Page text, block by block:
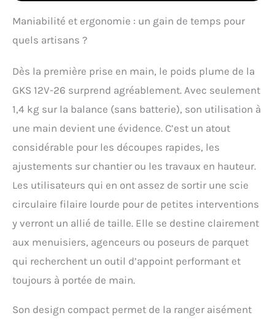
Puissance compacte.
Liberté totale. Toutes les
batteries sont
Professional nouveaux
même classe de tension.
Livré avec : GKS 12V-26, 2
chargeur rapide GAL 12V-
40, 1/2 calage L-BOXX
Maniabilité et ergonomie : un gain de temps pour
quels artisans ?
Dès la première prise en main, le poids plume de la
GKS 12V-26 surprend agréablement. Avec seulement
1,4 kg sur la balance (sans batterie), son utilisation à
une main devient une évidence. C’est un atout
considérable pour les découpes rapides, les
ajustements sur chantier ou les travaux en hauteur.
Les utilisateurs qui en ont assez de sortir une scie
circulaire filaire lourde pour de petites interventions
y verront un allié de taille. Elle se destine clairement
aux menuisiers, agenceurs ou poseurs de parquet
qui recherchent un outil d’appoint performant et
toujours à portée de main.
Son design compact permet de la ranger aisément